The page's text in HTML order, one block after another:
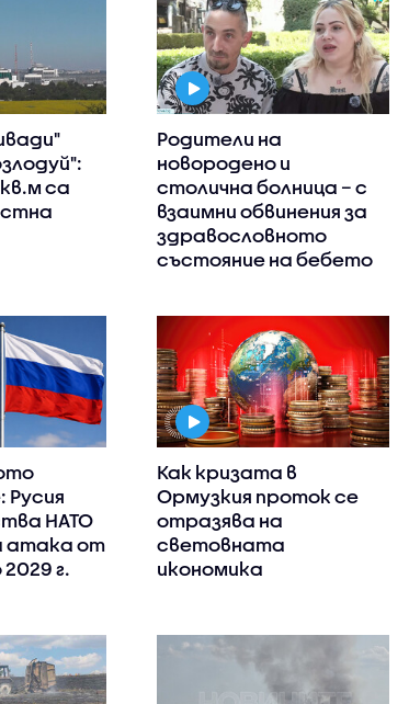
са
Родители на
новородено и
столична болница – с
взаимни обвинения за
здравословното
състояние на бебето
Русия
НАТО
атака от
г.
Как кризата в
Ормузкия проток се
отразява на
световната
икономика